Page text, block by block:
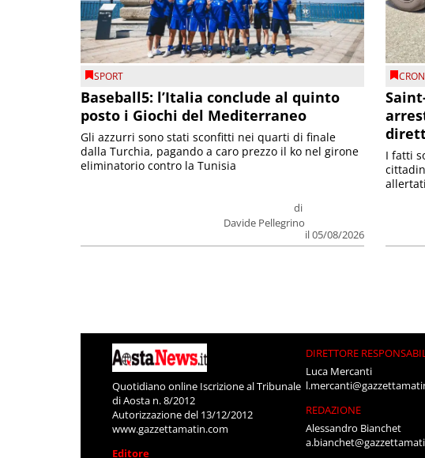
SPORT
Baseball5: l’Italia conclude al quinto
posto i Giochi del Mediterraneo
di
Davide Pellegrino
il 05/08/2026
Gli azzurri sono stati sconfitti nei quarti di finale
dalla Turchia, pagando a caro prezzo il ko nel girone
eliminatorio contro la Tunisia
I fatti
Quotidiano online Iscrizione al Tribunale
di Aosta n. 8/2012
Autorizzazione del 13/12/2012
www.gazzettamatin.com
Editore
DIRETTORE
Luca Mercanti
REDAZIONE
Alessandro Bianchet